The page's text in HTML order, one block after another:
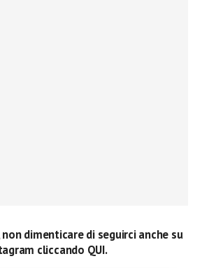
dimenticare di seguirci anche su
cliccando QUI.